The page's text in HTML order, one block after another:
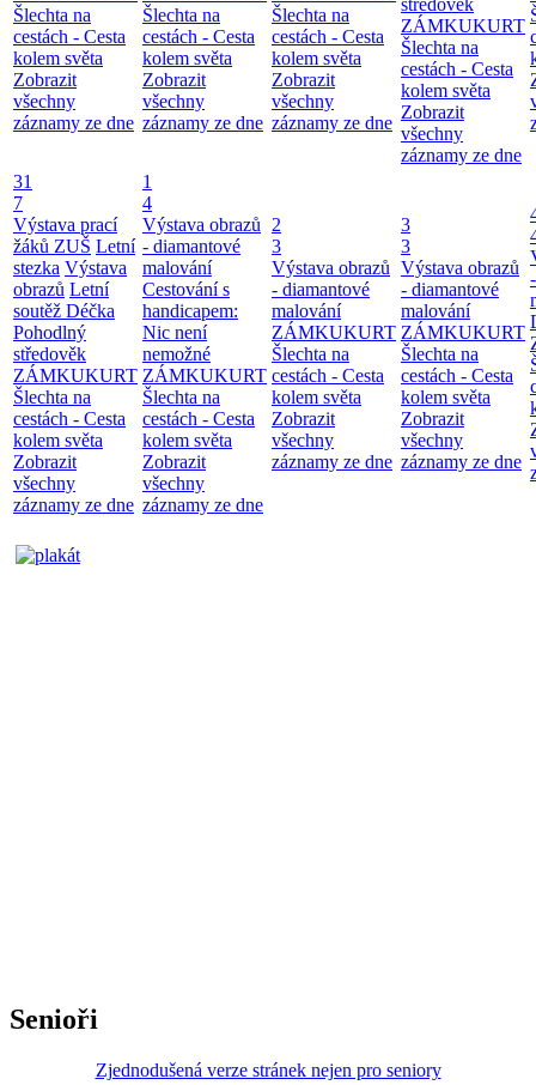
Šlechta na
cestách - Cesta
kolem světa
Zobrazit
všechny
záznamy ze dne
Šlechta na
cestách - Cesta
kolem světa
Zobrazit
všechny
záznamy ze dne
Šlechta na
cestách - Cesta
kolem světa
Zobrazit
všechny
záznamy ze dne
středověk
ZÁMKUKURT
Šlechta na
cestách - Cesta
kolem světa
Zobrazit
všechny
záznamy ze dne
31
7
Výstava prací
žáků ZUŠ Letní
stezka Výstava
obrazů Letní
soutěž Déčka
Pohodlný
středověk
ZÁMKUKURT
Šlechta na
cestách - Cesta
kolem světa
Zobrazit
všechny
záznamy ze dne
1
4
Výstava obrazů
- diamantové
malování
Cestování s
handicapem:
Nic není
nemožné
ZÁMKUKURT
Šlechta na
cestách - Cesta
kolem světa
Zobrazit
všechny
záznamy ze dne
2
3
Výstava obrazů
- diamantové
malování
ZÁMKUKURT
Šlechta na
cestách - Cesta
kolem světa
Zobrazit
všechny
záznamy ze dne
3
3
Výstava obrazů
- diamantové
malování
ZÁMKUKURT
Šlechta na
cestách - Cesta
kolem světa
Zobrazit
všechny
záznamy ze dne
Senioři
Zjednodušená verze stránek nejen pro seniory